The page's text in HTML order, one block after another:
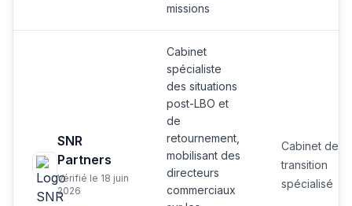
missions
SNR
Partners
Vérifié le 18 juin
2026
Cabinet
spécialiste
des situations
post-LBO et
de
retournement,
mobilisant des
directeurs
commerciaux
Cabinet de
transition
spécialisé